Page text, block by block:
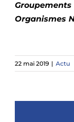
Groupements
Organismes
22 mai 2019 | Actu